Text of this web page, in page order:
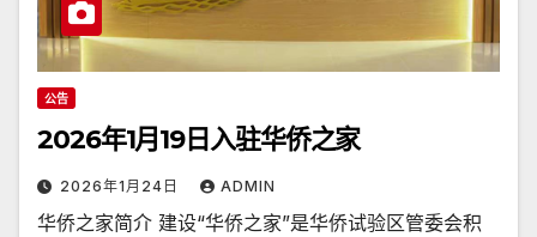
公告
2026年1月19日入驻华侨之家
2026年1月24日 ADMIN
华侨之家简介 建设“华侨之家”是华侨试验区管委会积